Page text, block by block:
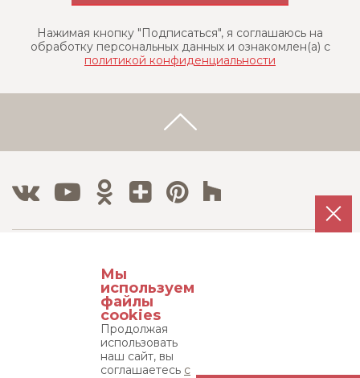
Нажимая кнопку "Подписаться", я соглашаюсь на
обработку персональных данных и ознакомлен(a) с
политикой конфиденциальности
8 800 500 12 63
8 495 215 08 08
115533, г. Москва, пр-т Андропова д. 22,
бизнес-центр "Нагатинский", 15 этаж
Мы
используем
файлы
cookies
Продолжая
использовать
наш сайт, вы
соглашаетесь с